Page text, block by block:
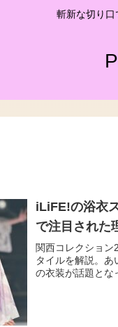
斬新な切り
iLiFE!の浴衣
で注目された
関西コレクション
タイルを解説。
の衣装が話題とな